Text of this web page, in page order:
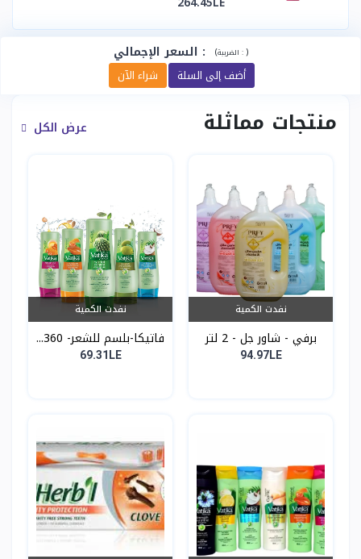
السعر الإجمالي : ( الضريبة :)
شراء الآن أضف إلى السلة
منتجات مماثلة عرض الكل
نفدت الكمية
برفي - شاور جل - 2 لتر
94.97LE
نفدت الكمية
فاتيكا-بلسم للشعر- 360...
69.31LE